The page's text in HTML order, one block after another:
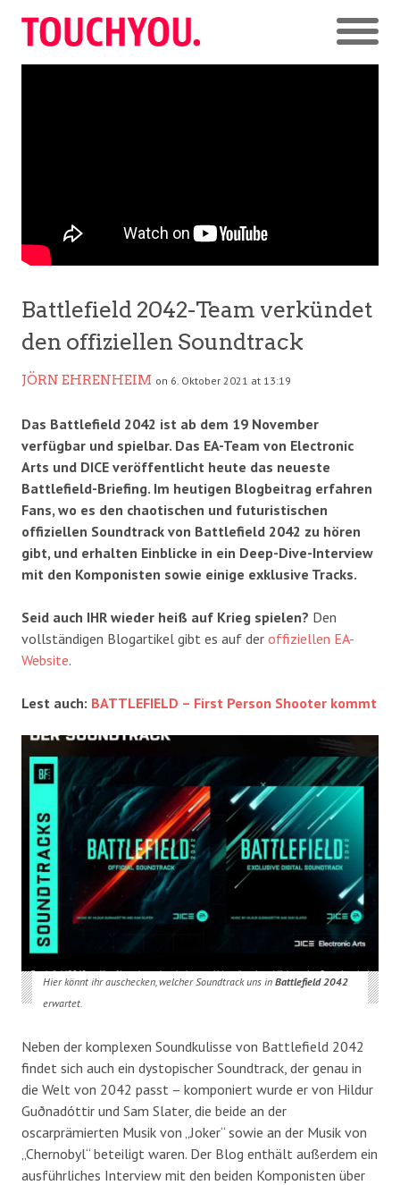
Battlefield 2042-Team verkündet
den offiziellen Soundtrack
JÖRN EHRENHEIM on 6. Oktober 2021 at 13:19
Das Battlefield 2042 ist ab dem 19 November
verfügbar und spielbar. Das EA-Team von Electronic
Arts und DICE veröffentlicht heute das neueste
Battlefield-Briefing. Im heutigen Blogbeitrag erfahren
Fans, wo es den chaotischen und futuristischen
offiziellen Soundtrack von Battlefield 2042 zu hören
gibt, und erhalten Einblicke in ein Deep-Dive-Interview
mit den Komponisten sowie einige exklusive Tracks.
Seid auch IHR wieder heiß auf Krieg spielen? Den
vollständigen Blogartikel gibt es auf der offiziellen EA-
Website.
Lest auch: BATTLEFIELD – First Person Shooter kommt
Hier könnt ihr auschecken, welcher Soundtrack uns in Battlefield 2042
erwartet.
Neben der komplexen Soundkulisse von Battlefield 2042
findet sich auch ein dystopischer Soundtrack, der genau in
die Welt von 2042 passt – komponiert wurde er von Hildur
Guðnadóttir und Sam Slater, die beide an der
oscarprämierten Musik von „Joker“ sowie an der Musik von
„Chernobyl“ beteiligt waren. Der Blog enthält außerdem ein
ausführliches Interview mit den beiden Komponisten über